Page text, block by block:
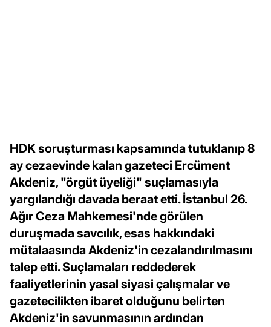
HDK soruşturması kapsamında tutuklanıp 8
ay cezaevinde kalan gazeteci Ercüment
Akdeniz, "örgüt üyeliği" suçlamasıyla
yargılandığı davada beraat etti. İstanbul 26.
Ağır Ceza Mahkemesi'nde görülen
duruşmada savcılık, esas hakkındaki
mütalaasında Akdeniz'in cezalandırılmasını
talep etti. Suçlamaları reddederek
faaliyetlerinin yasal siyasi çalışmalar ve
gazetecilikten ibaret olduğunu belirten
Akdeniz'in savunmasının ardından